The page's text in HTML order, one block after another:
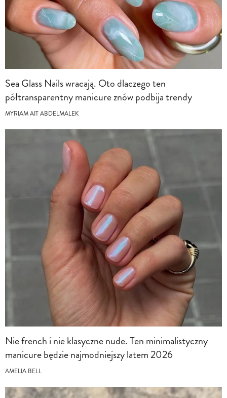
Sea Glass Nails wracają. Oto dlaczego ten
półtransparentny manicure znów podbija trendy
MYRIAM AIT ABDELMALEK
Nie french i nie klasyczne nude. Ten minimalistyczny
manicure będzie najmodniejszy latem 2026
AMELIA BELL